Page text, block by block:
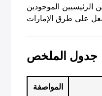
الرئيسيين الموجودين
جدول الملخص
المواصفة